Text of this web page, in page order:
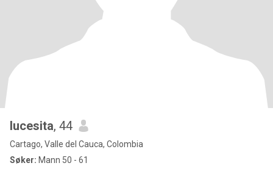
lucesita, 44
Cartago, Valle del Cauca, Colombia
Søker: Mann 50 - 61